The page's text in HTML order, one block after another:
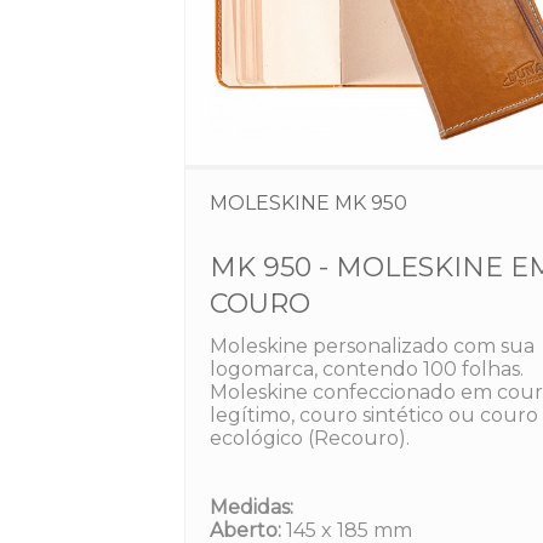
MOLESKINE MK 950
MK 950 - MOLESKINE
COURO
Moleskine personalizado com sua
logomarca, contendo 100 folhas.
Moleskine confeccionado em
legítimo, couro sintético ou couro
ecológico (Recouro).
Medidas:
Aberto: 145 x 185 mm
Dunas Brindes
Normalmente responde em